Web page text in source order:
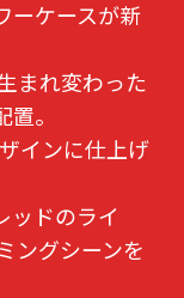
ーケースが新
まれ変わった
。
インに仕上げ
ッドのライ
ングシーンを